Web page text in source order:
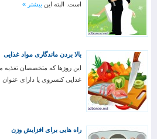
است. البته این بیشتر »
بالا بردن ماندگاری مواد غذایی
این روزها که متخصصان تغذیه
غذایی کنسروی یا دارای عنوان
راه هایی برای افزایش وزن